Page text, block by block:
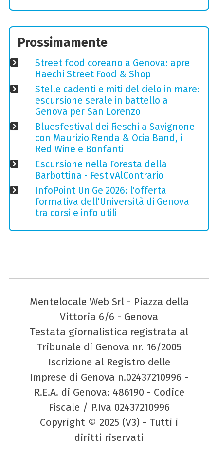
Prossimamente
Street food coreano a Genova: apre
Haechi Street Food & Shop
Stelle cadenti e miti del cielo in mare:
escursione serale in battello a
Genova per San Lorenzo
Bluesfestival dei Fieschi a Savignone
con Maurizio Renda & Ocia Band, i
Red Wine e Bonfanti
Escursione nella Foresta della
Barbottina - FestivAlContrario
InfoPoint UniGe 2026: l'offerta
formativa dell'Università di Genova
tra corsi e info utili
Mentelocale Web Srl - Piazza della
Vittoria 6/6 - Genova
Testata giornalistica registrata al
Tribunale di Genova nr. 16/2005
Iscrizione al Registro delle
Imprese di Genova n.02437210996 -
R.E.A. di Genova: 486190 - Codice
Fiscale / P.Iva 02437210996
Copyright © 2025 (V3) - Tutti i
diritti riservati